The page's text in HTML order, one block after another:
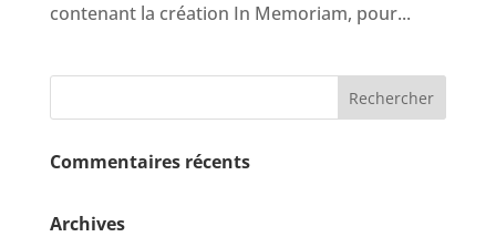
contenant la création In Memoriam, pour...
Commentaires récents
Archives